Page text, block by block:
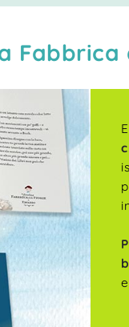
Fabbrica